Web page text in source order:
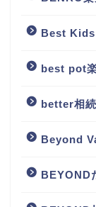
Best
best pot
better相
Beyond
BEYOND